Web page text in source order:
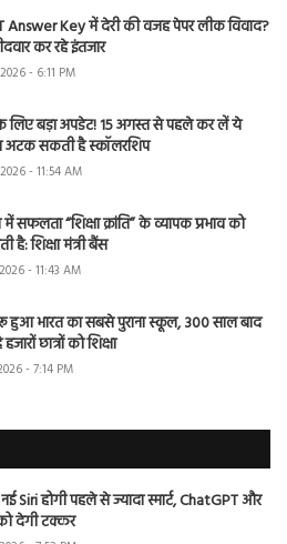
Answer Key में देरी की वजह पेपर लीक विवाद?
कर रहे इंतजार
- 6:11 PM
के लिए बड़ा अपडेट! 15 अगस्त से पहले कर लें ये
अटक सकती है स्कॉलरशिप
- 11:54 AM
में सफलता “शिक्षा क्रांति” के व्यापक प्रभाव को
है: शिक्षा मंत्री बैंस
- 11:43 AM
हुआ भारत का सबसे पुराना स्कूल, 300 साल बाद
छात्रों को शिक्षा
- 7:14 PM
Siri होगी पहले से ज्यादा स्मार्ट, ChatGPT और
देगी टक्कर